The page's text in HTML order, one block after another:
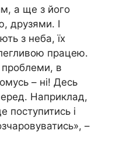
а ще з його
друзями. І
з неба, їх
працею.
проблеми, в
– ні! Десь
Наприклад,
поступитись і
–